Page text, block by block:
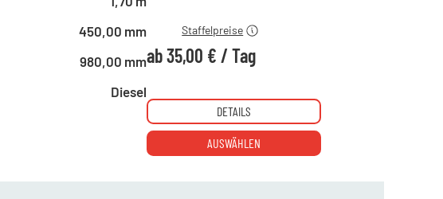
450,00 mm
980,00 mm
Diesel
Staffelpreise
ab35,00 € /Tag
DETAILS
AUSWÄHLEN